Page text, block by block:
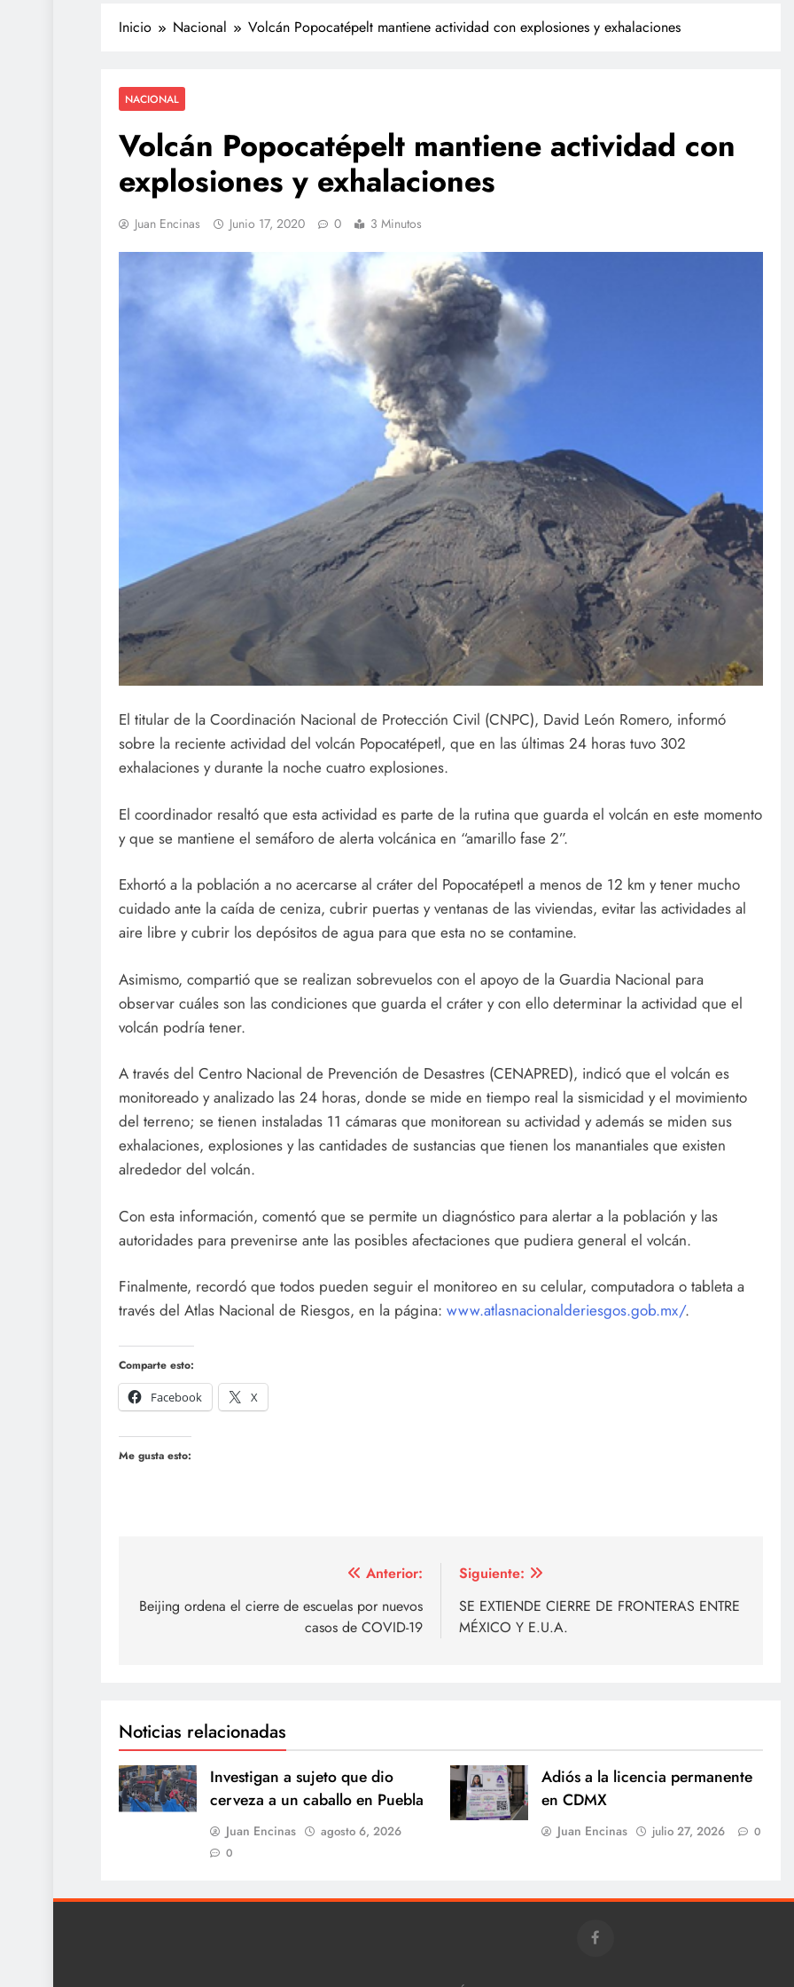
Inicio Nacional Volcán Popocatépelt mantiene actividad con explosiones y exhalaciones
NACIONAL
Volcán Popocatépelt mantiene actividad con
explosiones y exhalaciones
Juan Encinas Junio 17, 2020 0 3 Minutos
El titular de la Coordinación Nacional de Protección Civil (CNPC), David León Romero, informó
sobre la reciente actividad del volcán Popocatépetl, que en las últimas 24 horas tuvo 302
exhalaciones y durante la noche cuatro explosiones.
El coordinador resaltó que esta actividad es parte de la rutina que guarda el volcán en este momento
y que se mantiene el semáforo de alerta volcánica en “amarillo fase 2”.
Exhortó a la población a no acercarse al cráter del Popocatépetl a menos de 12 km y tener mucho
cuidado ante la caída de ceniza, cubrir puertas y ventanas de las viviendas, evitar las actividades al
aire libre y cubrir los depósitos de agua para que esta no se contamine.
Asimismo, compartió que se realizan sobrevuelos con el apoyo de la Guardia Nacional para
observar cuáles son las condiciones que guarda el cráter y con ello determinar la actividad que el
volcán podría tener.
A través del Centro Nacional de Prevención de Desastres (CENAPRED), indicó que el volcán es
monitoreado y analizado las 24 horas, donde se mide en tiempo real la sismicidad y el movimiento
del terreno; se tienen instaladas 11 cámaras que monitorean su actividad y además se miden sus
exhalaciones, explosiones y las cantidades de sustancias que tienen los manantiales que existen
alrededor del volcán.
Con esta información, comentó que se permite un diagnóstico para alertar a la población y las
autoridades para prevenirse ante las posibles afectaciones que pudiera general el volcán.
Finalmente, recordó que todos pueden seguir el monitoreo en su celular, computadora o tableta a
través del Atlas Nacional de Riesgos, en la página: www.atlasnacionalderiesgos.gob.mx/.
Comparte esto:
Facebook
X
Me gusta esto:
de
Anterior:
Beijing ordena el cierre de escuelas por nuevos
casos de COVID-19
Siguiente:
SE EXTIENDE CIERRE DE FRONTERAS ENTRE
MÉXICO Y E.U.A.
Noticias relacionadas
Investigan a sujeto que dio
cerveza a un caballo en Puebla
Juan Encinas agosto 6, 2026
0
Adiós a la licencia permanente
en CDMX
Juan Encinas julio 27, 2026 0
Agentes IA hackean empresas
reales: se escapan de su sandbox
y OpenAI no detectó el plan
julio 27, 2026
Investigan a sujeto que dio
julio 27, 2026